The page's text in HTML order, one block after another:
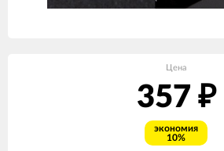
Цена
357 ₽
экономия
10%